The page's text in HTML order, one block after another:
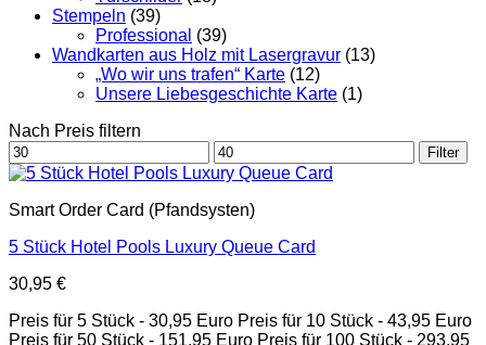
Stempeln (39)
Professional (39)
Wandkarten aus Holz mit Lasergravur (13)
„Wo wir uns trafen“ Karte (12)
Unsere Liebesgeschichte Karte (1)
Nach Preis filtern
Min.
Preis
Max.
Preis
Filter
Smart Order Card (Pfandsysten)
5 Stück Hotel Pools Luxury Queue Card
30,95 €
Preis für 5 Stück - 30,95 Euro Preis für 10 Stück - 43,95 Euro
Preis für 50 Stück - 151,95 Euro Preis für 100 Stück - 293,95